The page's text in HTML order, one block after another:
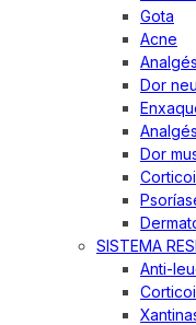
Gota
Acne
Dor
Dor
SISTEMA
Anti-